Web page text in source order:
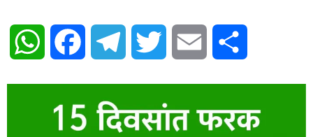
WhatsAppFacebook Telegram Twitter Email